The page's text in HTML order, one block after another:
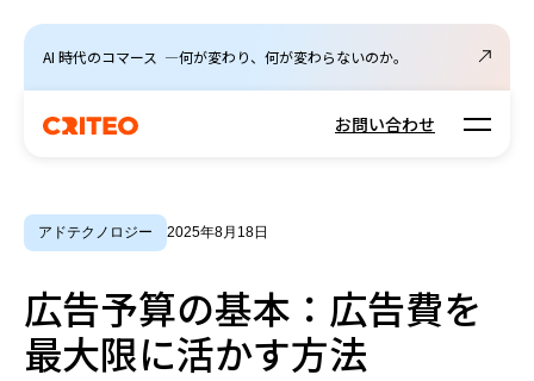
AI 時代のコマース ―何が変わり、何が変わらないのか。
お問い合わせ Open
アドテクノロジー 2025年8月18日
広告予算の基本：広告費を
最大限に活かす方法